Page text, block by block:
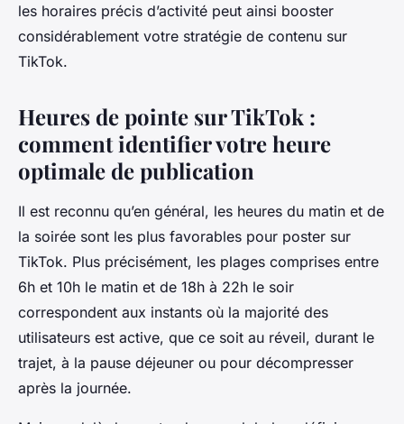
les horaires précis d’activité peut ainsi booster
considérablement votre stratégie de contenu sur
TikTok.
Heures de pointe sur TikTok :
comment identifier votre heure
optimale de publication
Il est reconnu qu’en général, les heures du matin et de
la soirée sont les plus favorables pour poster sur
TikTok. Plus précisément, les plages comprises entre
6h et 10h le matin et de 18h à 22h le soir
correspondent aux instants où la majorité des
utilisateurs est active, que ce soit au réveil, durant le
trajet, à la pause déjeuner ou pour décompresser
après la journée.